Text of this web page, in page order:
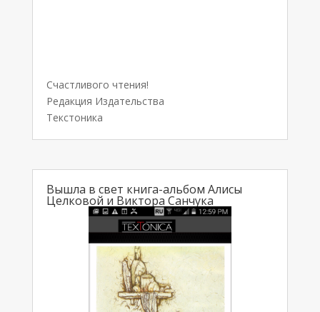
Счастливого чтения!
Редакция Издательства
Текстоника
Вышла в свет книга-альбом Алисы
Целковой и Виктора Санчука